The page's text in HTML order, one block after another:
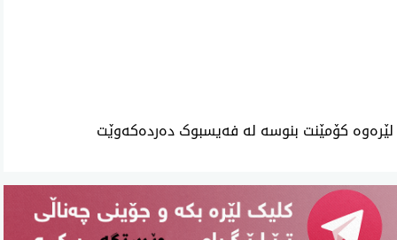
لێرەوە کۆمێنت بنوسە لە فەیسبوک دەردەکەوێت